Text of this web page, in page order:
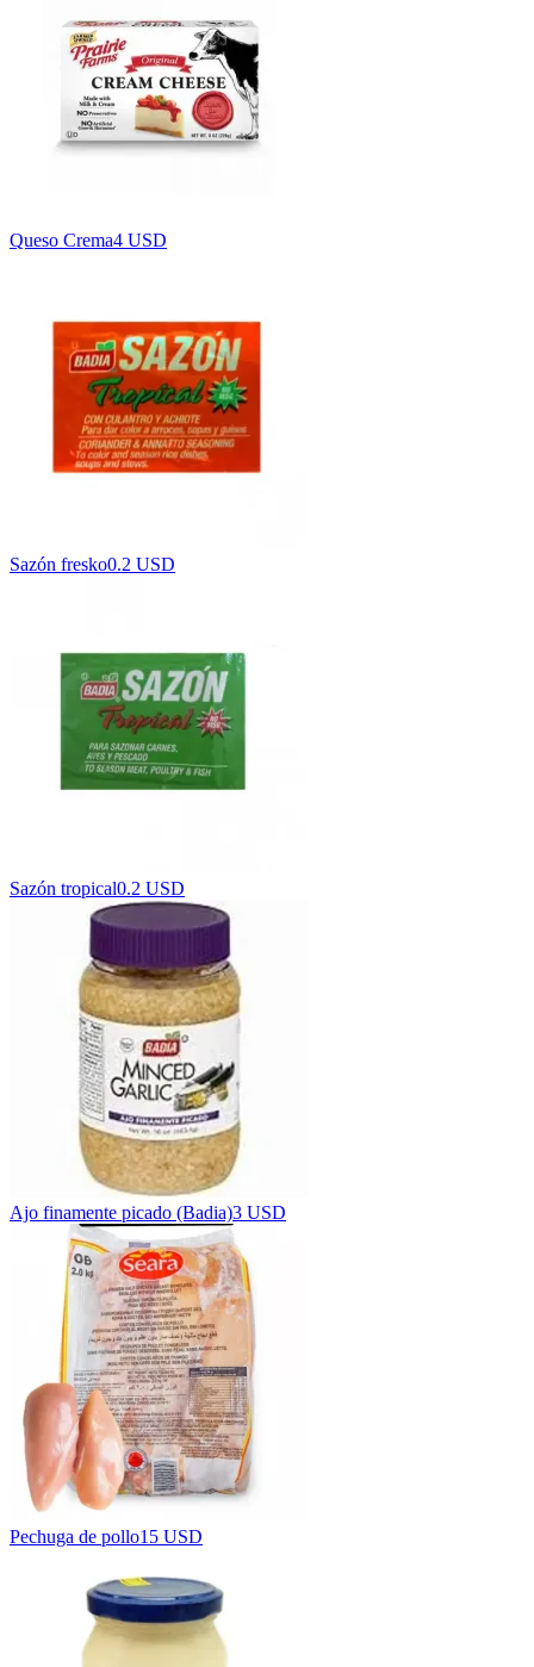
Queso Crema4 USD
Sazón fresko0.2 USD
Sazón tropical0.2 USD
Ajo finamente picado (Badia)3 USD
Pechuga de pollo15 USD